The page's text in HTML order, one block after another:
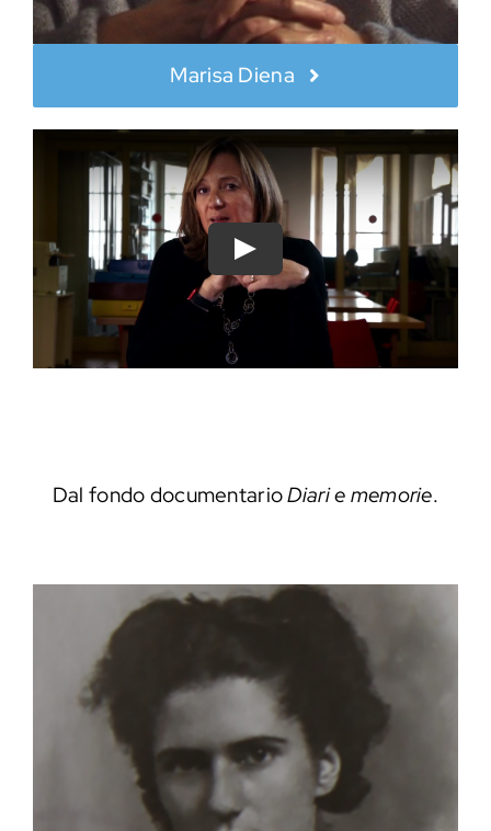
Marisa Diena
Play
Dal fondo documentarioDiari e memorie.